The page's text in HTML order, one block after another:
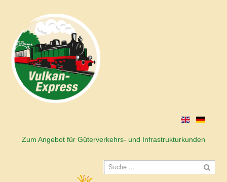
Zum Angebot für Güterverkehrs- und Infrastrukturkunden